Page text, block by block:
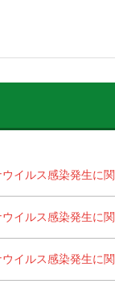
ウイルス感染発生に
ウイルス感染発生に
ウイルス感染発生に